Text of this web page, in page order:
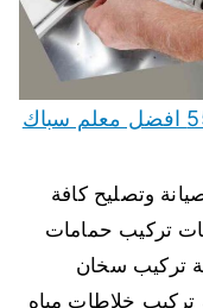
فني صحي غرب مشرف 55850065 افضل معلم سباك
وتصليح كافة
تركيب حمامات
تركيب سخان
خلاطات مياه